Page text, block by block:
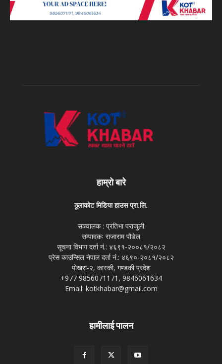
हाम्रो बारे
ठूलाकोट मिडिया हाउस प्रा.लि.
सञ्चालक : प्रतिभा पराजुली
सम्पादकः राजाराम पौडेल
सूचना विभाग दर्ता नं.: ४६९१-२००८१/२०८२
प्रेस काउन्सिल नेपाल दर्ता नं.: ४६९०-२०८१/२०८२
पोखरा-२, कास्की, गण्डकी प्रदेश
+977 9856071171, 9846061634
Email: kotkhabar@gmail.com
हामीलाई पालन